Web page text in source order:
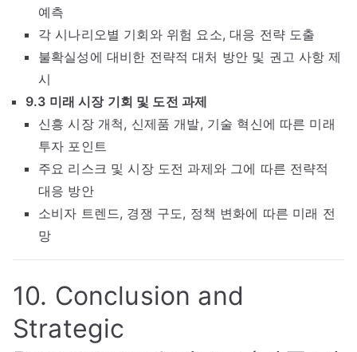
예측
각 시나리오별 기회와 위험 요소, 대응 전략 도출
불확실성에 대비한 전략적 대처 방안 및 권고 사항 제
시
9.3 미래 시장 기회 및 도전 과제
신흥 시장 개척, 신제품 개발, 기술 혁신에 따른 미래
투자 포인트
주요 리스크 및 시장 도전 과제와 그에 따른 전략적
대응 방안
소비자 트렌드, 경쟁 구도, 정책 변화에 따른 미래 전
망
10. Conclusion and
Strategic